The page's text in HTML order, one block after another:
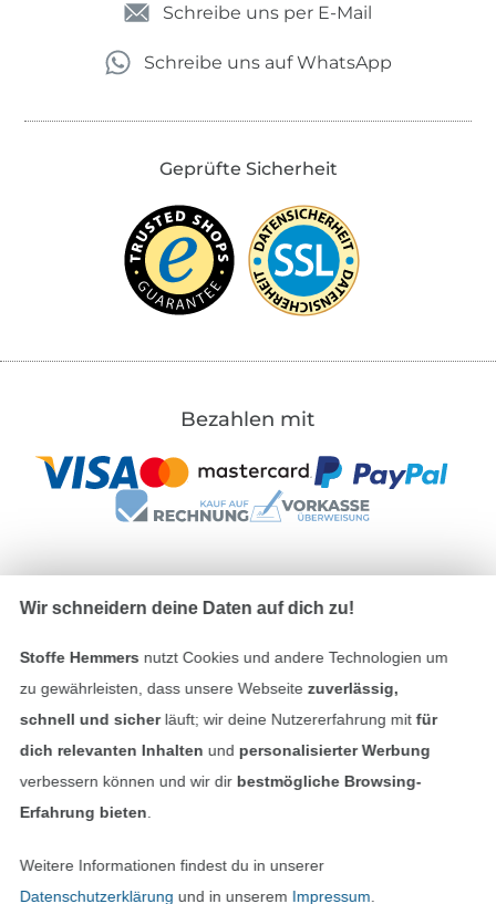
Schreibe uns per E-Mail
Schreibe uns auf WhatsApp
Geprüfte Sicherheit
Bezahlen mit
Unsere Versandpartner
AGB
In den deutschen Shop wechseln (aktuell
Wir schneidern deine Daten auf dich zu!
Stoffe Hemmers nutzt Cookies und andere Technologien um
zu gewährleisten, dass unsere Webseite zuverlässig,
schnell und sicherläuft; wir deine Nutzererfahrung mitfür
dich relevanten Inhalten und personalisierter Werbung
verbessern können und wir dir bestmögliche Browsing-
Erfahrung bieten
Weitere Informationen findest du in unserer
Datenschutzerklärung und in unserem Impressum